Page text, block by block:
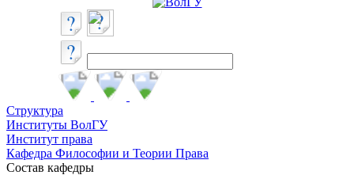
Структура
Институты ВолГУ
Институт права
Кафедра Философии и Теории Права
Состав кафедры